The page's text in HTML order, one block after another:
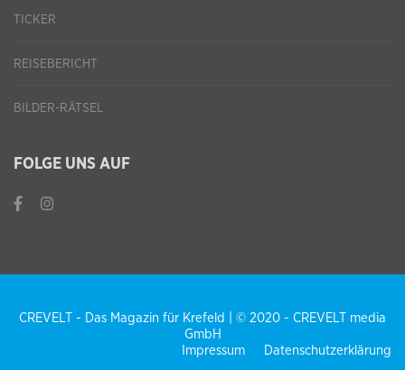
TICKER
REISEBERICHT
BILDER-RÄTSEL
FOLGE UNS AUF
CREVELT - Das Magazin für Krefeld | © 2020 - CREVELT media
GmbH
Impressum
Datenschutzerklärung